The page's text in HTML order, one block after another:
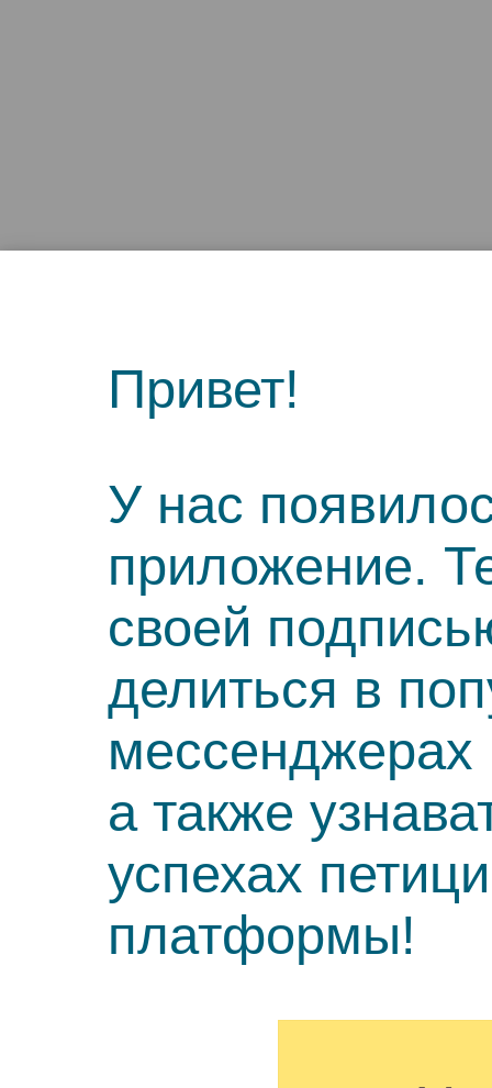
Привет!
У нас
приложение.
своей
делиться в
мессенджерах
а также
успехах
платформы!